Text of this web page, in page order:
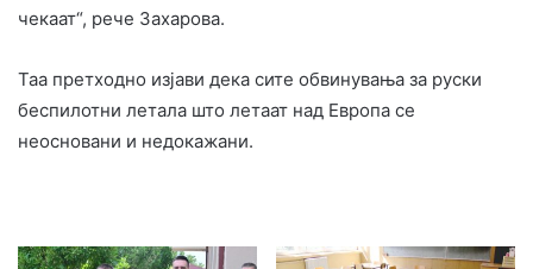
чекаат“, рече Захарова.
Таа претходно изјави дека сите обвинувања за руски
беспилотни летала што летаат над Европа се
неосновани и недокажани.